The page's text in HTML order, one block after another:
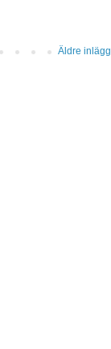
Äldre inlägg